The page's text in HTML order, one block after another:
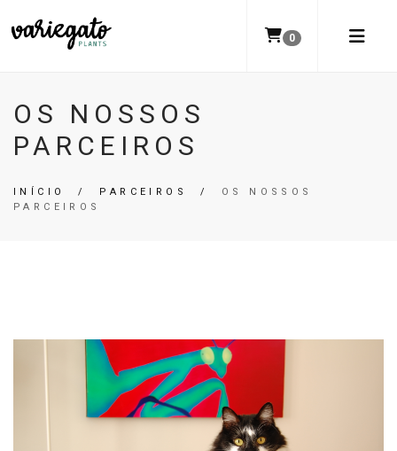
0
OS NOSSOS
PARCEIROS
INÍCIO / PARCEIROS / OS NOSSOS
PARCEIROS